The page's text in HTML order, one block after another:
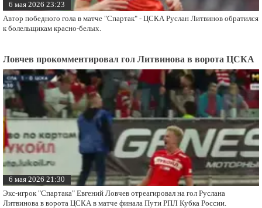
6 мая 2026 23:23
Автор победного гола в матче "Спартак" - ЦСКА Руслан Литвинов обратился
к болельщикам красно-белых.
Ловчев прокомментировал гол Литвинова в ворота ЦСКА
6 мая 2026 21:30
Экс-игрок "Спартака" Евгений Ловчев отреагировал на гол Руслана
Литвинова в ворота ЦСКА в матче финала Пути РПЛ Кубка России.